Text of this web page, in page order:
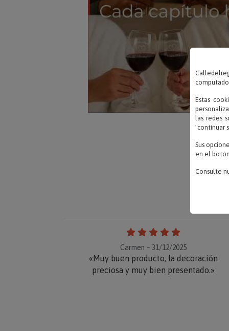
Carmen – 31/12/2025
«Muy buen producto, la decoración
preciosa y muy bien presentado.»
Estas
las redes
"continuar
Sus
en el
Consulte